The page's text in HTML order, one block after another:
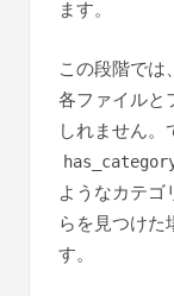
ます。
この段階では
各ファイルと
しれません。
ようなカテ
らを見つけ
す。